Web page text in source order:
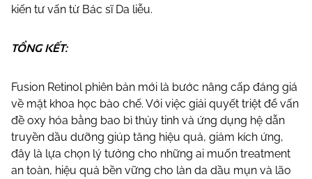
kiến tư vấn từ Bác sĩ Da liễu.
TỔNG KẾT:
Fusion Retinol phiên bản mới là bước nâng cấp đáng giá
về mặt khoa học bào chế. Với việc giải quyết triệt để vấn
đề oxy hóa bằng bao bì thủy tinh và ứng dụng hệ dẫn
truyền dầu dưỡng giúp tăng hiệu quả, giảm kích ứng,
đây là lựa chọn lý tưởng cho những ai muốn treatment
an toàn, hiệu quả bền vững cho làn da dầu mụn và lão